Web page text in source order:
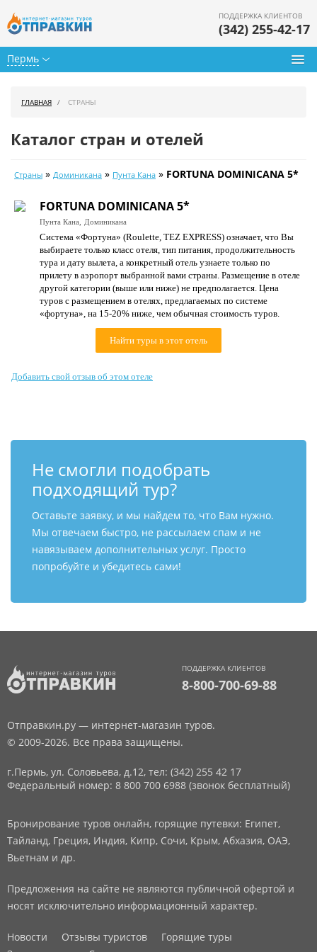
Пермь
ПОДДЕРЖКА КЛИЕНТОВ
(342) 255-42-17
Календарь туров
Цены дня
Страны
Как купить
О нас
ГЛАВНАЯ СТРАНЫ
Каталог стран и отелей
Страны » Доминикана » Пунта Кана » FORTUNA DOMINICANA 5*
FORTUNA DOMINICANA 5*
Пунта Кана, Доминикана
Система «Фортуна» (Roulette, TEZ EXPRESS) означает, что Вы
выбираете только класс отеля, тип питания, продолжительность
тура и дату вылета, а конкретный отель узнаете только по
прилету в аэропорт выбранной вами страны. Размещение в отеле
другой категории (выше или ниже) не предполагается. Цена
туров c размещением в отелях, предлагаемых по системе
«фортуна», на 15-20% ниже, чем обычная стоимость туров.
Найти туры в этот отель
Добавить свой отзыв об этом отеле
Не смогли подобрать
подходящий тур?
Оставьте заявку, и мы найдем то, что Вам нужно.
Мы отвечаем быстро, не рассылаем спам и не
навязываем дополнительных услуг. Просто
попробуйте и убедитесь сами!
ПОДДЕРЖКА КЛИЕНТОВ
8-800-700-69-88
Отправкин.ру — интернет-магазин туров.
© 2009-2026. Все права защищены.
г.Пермь, ул. Соловьева, д.12, тел: (342) 255 42 17
Федеральный номер: 8 800 700 6988 (звонок бесплатный)
Бронирование туров онлайн, горящие путевки: Египет,
Тайланд, Греция, Индия, Кипр, Сочи, Крым, Абхазия, ОАЭ,
Вьетнам и др.
Предложения на сайте не являются публичной офертой и
носят исключительно информационный характер.
Новости Отзывы туристов
Горящие туры